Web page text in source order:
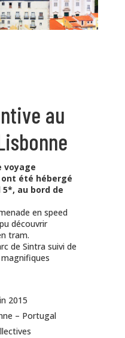
au
voyage
été hébergé
au bord de
en speed
découvrir
tram.
de Sintra suivi de
2015
– Portugal